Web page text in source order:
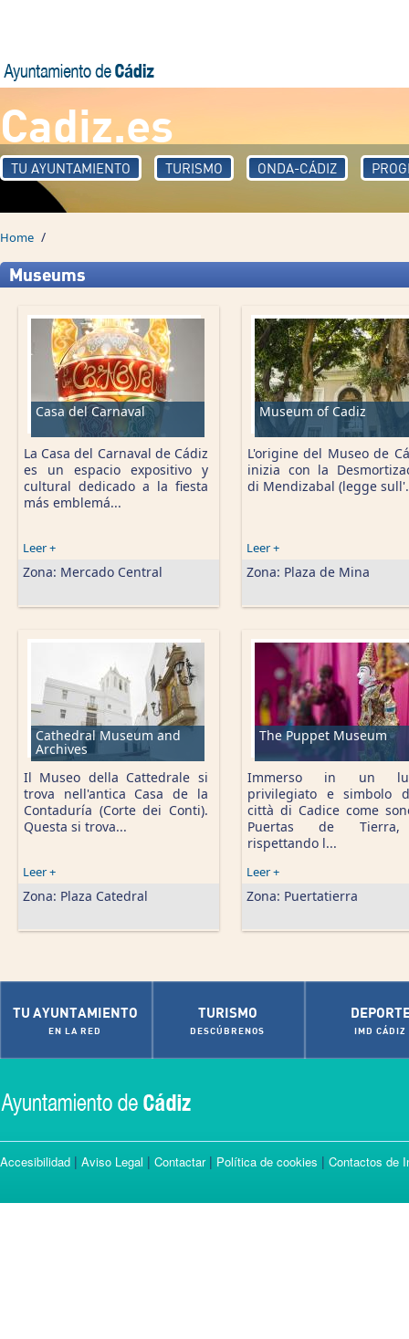
Cadiz.es
TU AYUNTAMIENTO TURISMO ONDA-CÁDIZ
Home /
Museums
Casa del Carnaval
La Casa del Carnaval de Cádiz
es un espacio expositivo y
cultural dedicado a la fiesta
más emblemá...
Leer +
Zona: Mercado Central
Museum of Cadiz
L'origine del Museo de
inizia con la
di Mendizabal (legge
Leer +
Zona: Plaza de Mina
Cathedral Museum and
Archives
Il Museo della Cattedrale si
trova nell'antica Casa de la
Contaduría (Corte dei Conti).
Questa si trova...
Leer +
Zona: Plaza Catedral
The Puppet Museum
Immerso in un
privilegiato e simbolo
città di Cadice come
Puertas de
rispettando l...
Leer +
Zona: Puertatierra
TU AYUNTAMIENTO
EN LA RED
TURISMO
DESCÚBRENOS IMD CÁDIZ
Accesibilidad | Aviso Legal | Contactar| Política de cookies | Contactos de